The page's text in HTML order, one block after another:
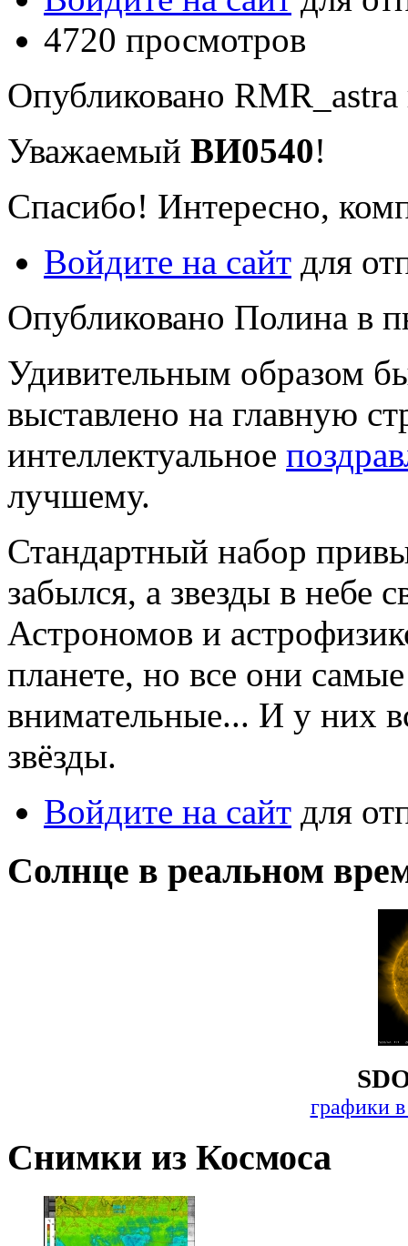
4720 просмотров
Опубликовано
Уважаемый ВИ0540!
Спасибо! Интересно,
Войдите на сайт для
Опубликовано Полина в
Удивительным образом
выставлено на главную
интеллектуальное
лучшему.
Стандартный набор
забылся, а звезды в небе
Астрономов и
планете, но все они
внимательные... И у них
звёзды.
Войдите на сайт для
Солнце в реальном
графики
Снимки из Космоса